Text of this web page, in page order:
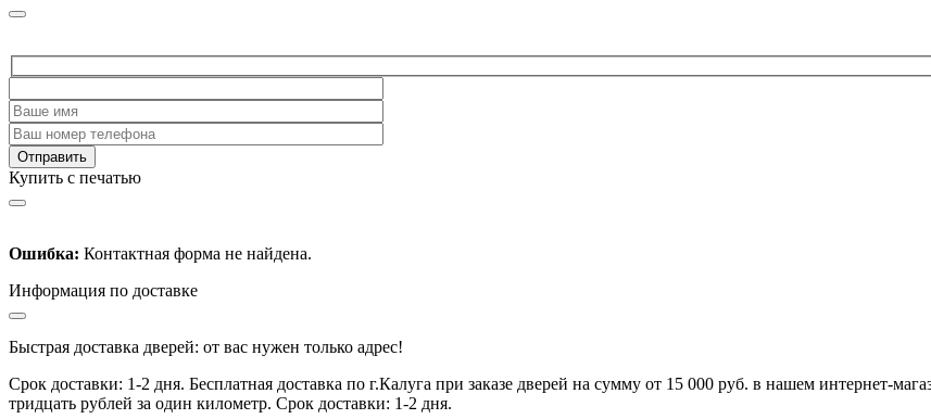
Купить с печатью
Ошибка: Контактная форма не найдена.
Информация по доставке
Быстрая доставка дверей: от вас нужен только адрес!
Срок доставки: 1-2 дня. Бесплатная доставка по г.Калуга при заказе дверей на сумму от 15 000 руб. в нашем интернет-
тридцать рублей за один километр. Срок доставки: 1-2 дня.